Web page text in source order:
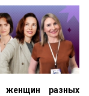
женщин разных